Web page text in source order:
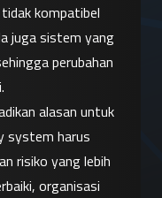
kompatibel
juga sistem yang
perubahan
alasan untuk
system harus
risiko yang lebih
organisasi